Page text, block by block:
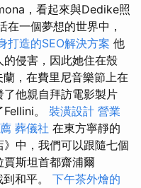
，看起來與Dedike照
在一個夢想的世界中，
打造的SEO解決方案 他
侵害，因此她住在殼
，在費里尼音樂節上在
他親自拜訪電影製片
。 裝潢設計 營業
葬儀社 在東方寧靜的
中，我們可以跟隨七個
斯坦首都齋浦爾
和平。 下午茶外燴的